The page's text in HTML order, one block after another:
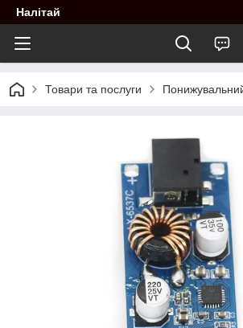
Налітай
Товари та послуги